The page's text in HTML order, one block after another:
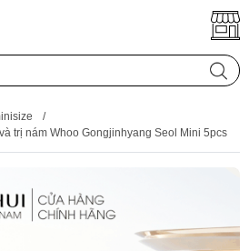
/
trị nám Whoo Gongjinhyang Seol Mini 5pcs